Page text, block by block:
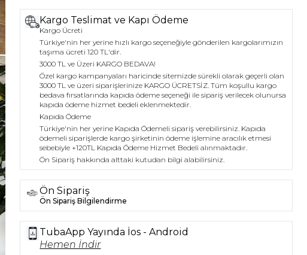
Kargo Teslimat ve Kapı Ödeme
Kargo Ücreti
Türkiye'nin her yerine hızlı kargo seçeneğiyle gönderilen kargolarımızın
taşıma ücreti 120 TL'dir.
3000 TL ve Üzeri KARGO BEDAVA!
Özel kargo kampanyaları haricinde sitemizde sürekli olarak geçerli olan
3000 TL ve üzeri siparişlerinize KARGO ÜCRETSİZ. Tüm koşullu kargo
bedava fırsatlarında kapıda ödeme seçeneği ile sipariş verilecek olunursa
kapıda ödeme hizmet bedeli eklenmektedir.
Kapıda Ödeme
Türkiye'nin her yerine Kapıda Ödemeli sipariş verebilirsiniz. Kapıda
ödemeli siparişlerde kargo şirketinin ödeme işlemine aracılık etmesi
sebebiyle +120TL Kapıda Ödeme Hizmet Bedeli alınmaktadır.
Ön Sipariş hakkında alttaki kutudan bilgi alabilirsiniz.
Ön Sipariş
Ön Sipariş Bilgilendirme
TubaApp Yayında İos - Android
Hemen İndir